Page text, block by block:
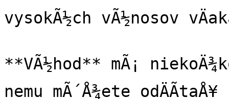
vysokÃ½ch vÃ½nosov
**VÃ½hod** mÃ¡
nemu mÃ´Å¾ete